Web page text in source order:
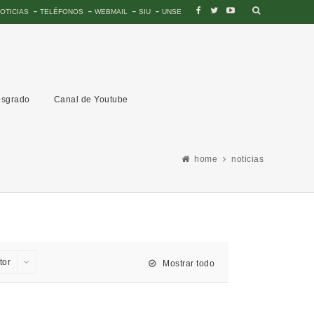
TELÉFONOS WEBMAIL SIU UNSE
Canal de Youtube
home noticias
Mostrar todo